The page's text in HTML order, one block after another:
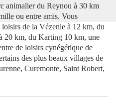
animalier du Reynou à 30 km
ou entre amis. Vous
de la Vézenie à 12 km, du
20 km, du Karting 10 km, une
de loisirs cynégétique de
des plus beaux villages de
Curemonte, Saint Robert,